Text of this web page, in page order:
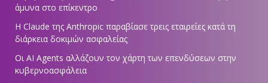
άμυνα στο επίκεντρο
Η Claude της Anthropic παραβίασε τρεις εταιρείες κατά τη
διάρκεια δοκιμών ασφαλείας
Οι AI Agents αλλάζουν τον χάρτη των επενδύσεων στην
κυβερνοασφάλεια